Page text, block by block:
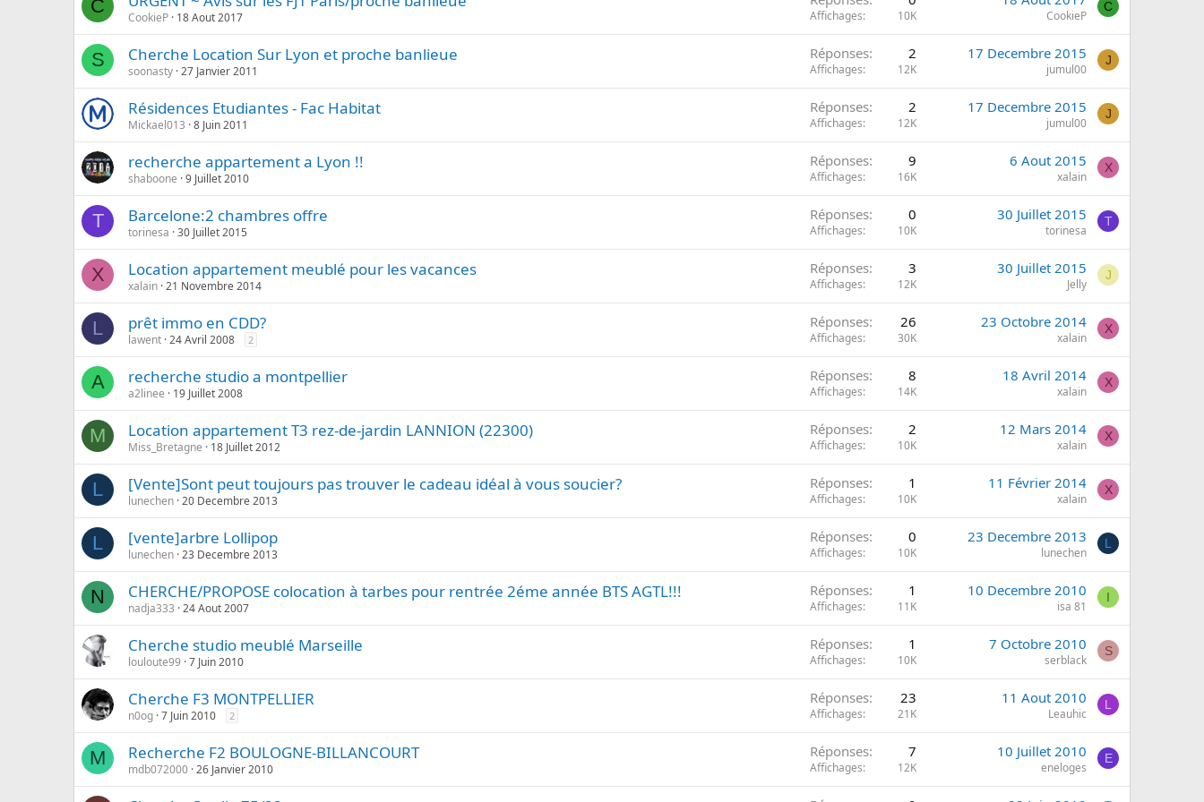
C
CookieP 18 Aout 2017 Affichages 10K CookieP
C
S Cherche Location Sur Lyon et proche banlieue
soonasty 27 Janvier 2011
Réponses 2
Affichages 12K
17 Decembre 2015
jumul00
J
Résidences Etudiantes - Fac Habitat
Mickael013 8 Juin 2011
Réponses 2
Affichages 12K
17 Decembre 2015
jumul00
J
recherche appartement a Lyon !!
shaboone 9 Juillet 2010
Réponses 9
Affichages 16K
6 Aout 2015
xalain
X
T Barcelone:2 chambres offre
torinesa 30 Juillet 2015
Réponses 0
Affichages 10K
30 Juillet 2015
torinesa
T
X Location appartement meublé pour les vacances
xalain 21 Novembre 2014
Réponses 3
Affichages 12K
30 Juillet 2015
Jelly
J
L prêt immo en CDD?
lawent 24 Avril 2008 2
Réponses 26
Affichages 30K
23 Octobre 2014
xalain
X
A recherche studio a montpellier
a2linee 19 Juillet 2008
Réponses 8
Affichages 14K
18 Avril 2014
xalain
X
M Location appartement T3 rez-de-jardin LANNION (22300)
Miss_Bretagne 18 Juillet 2012
Réponses 2
Affichages 10K
12 Mars 2014
xalain
X
L [Vente]Sont peut toujours pas trouver le cadeau idéal à vous soucier?
lunechen 20 Decembre 2013
Réponses 1
Affichages 10K
11 Février 2014
xalain
X
L [vente]arbre Lollipop
lunechen 23 Decembre 2013
Réponses 0
Affichages 10K
23 Decembre 2013
lunechen
L
N CHERCHE/PROPOSE colocation à tarbes pour rentrée 2éme année BTS AGTL!!!
nadja333 24 Aout 2007
Réponses 1
Affichages 11K
10 Decembre 2010
isa 81
I
Cherche studio meublé Marseille
louloute99 7 Juin 2010
Réponses 1
Affichages 10K
7 Octobre 2010
serblack
S
Cherche F3 MONTPELLIER
n0og 7 Juin 2010 2
Réponses 23
Affichages 21K
11 Aout 2010
Leauhic
L
M Recherche F2 BOULOGNE-BILLANCOURT
mdb072000 26 Janvier 2010
Réponses 7
Affichages 12K
10 Juillet 2010
eneloges
E